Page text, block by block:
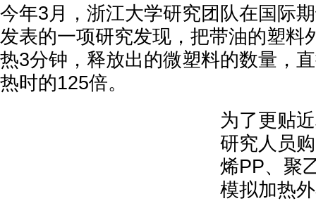
今年3月，浙江大学研究团队在国际
发表的一项研究发现，把带油的塑料
热3分钟，释放出的微塑料的数量，
热时的125倍。
为了更贴
研究人员
烯PP、聚
模拟加热